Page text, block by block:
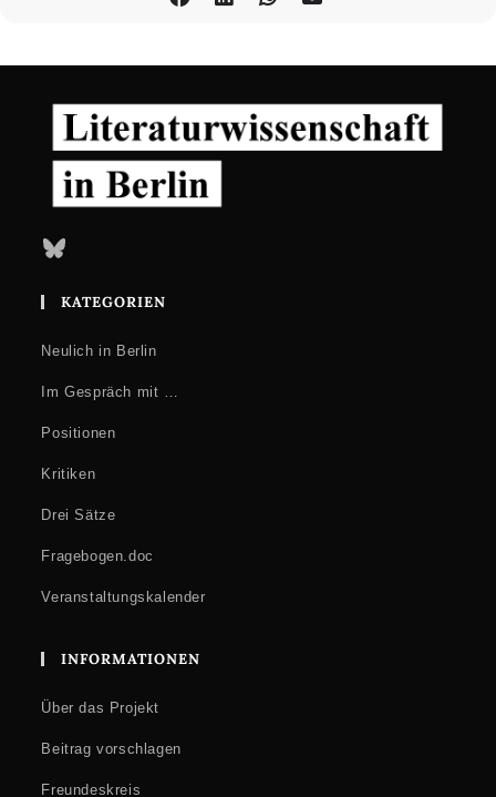
Bluesky
KATEGORIEN
Neulich in Berlin
Im Gespräch mit …
Positionen
Kritiken
Drei Sätze
Fragebogen.doc
Veranstaltungskalender
INFORMATIONEN
Über das Projekt
Beitrag vorschlagen
Freundeskreis